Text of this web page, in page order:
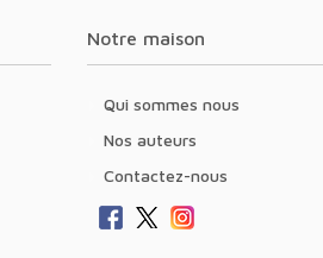
Notre maison
Qui sommes nous
Nos auteurs
Contactez-nous